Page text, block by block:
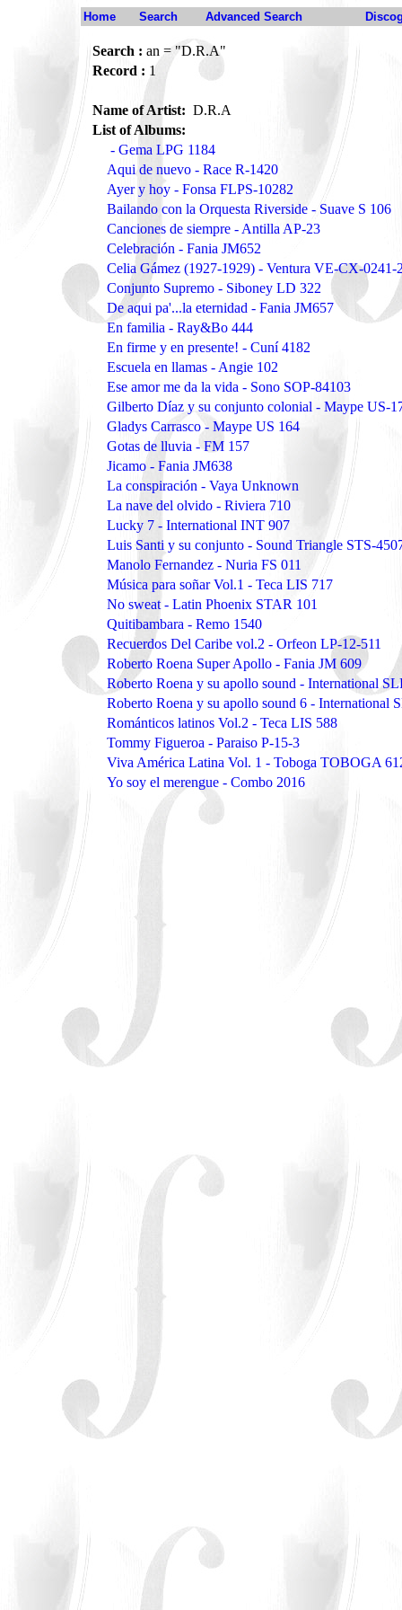
Home Search Advanced Search
Search : an = "D.R.A"
Record : 1
Name of Artist: D.R.A
List of Albums:
- Gema LPG 1184
Aqui de nuevo - Race R-1420
Ayer y hoy - Fonsa FLPS-10282
Bailando con la Orquesta Riverside - Suave S 106
Canciones de siempre - Antilla AP-23
Celebración - Fania JM652
Celia Gámez (1927-1929) - Ventura VE-CX-0241-
Conjunto Supremo - Siboney LD 322
De aqui pa'...la eternidad - Fania JM657
En familia - Ray&Bo 444
En firme y en presente! - Cuní 4182
Escuela en llamas - Angie 102
Ese amor me da la vida - Sono SOP-84103
Gilberto Díaz y su conjunto colonial - Maype US-
Gladys Carrasco - Maype US 164
Gotas de lluvia - FM 157
Jicamo - Fania JM638
La conspiración - Vaya Unknown
La nave del olvido - Riviera 710
Lucky 7 - International INT 907
Luis Santi y su conjunto - Sound Triangle STS-
Manolo Fernandez - Nuria FS 011
Música para soñar Vol.1 - Teca LIS 717
No sweat - Latin Phoenix STAR 101
Quitibambara - Remo 1540
Recuerdos Del Caribe vol.2 - Orfeon LP-12-511
Roberto Roena Super Apollo - Fania JM 609
Roberto Roena y su apollo sound - International
Roberto Roena y su apollo sound 6 - International
Románticos latinos Vol.2 - Teca LIS 588
Tommy Figueroa - Paraiso P-15-3
Viva América Latina Vol. 1 - Toboga TOBOGA
Yo soy el merengue - Combo 2016